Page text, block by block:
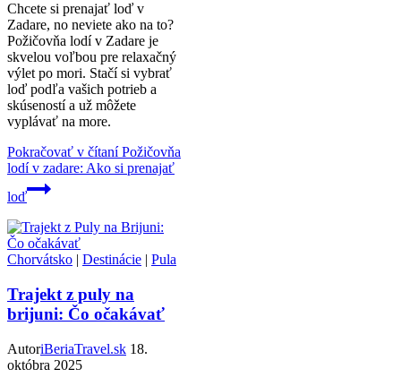
Chcete si prenajať loď v
Zadare, no neviete ako na to?
Požičovňa lodí v Zadare je
skvelou voľbou pre relaxačný
výlet po mori. Stačí si vybrať
loď podľa vašich potrieb a
skúseností a už môžete
vyplávať na more.
Pokračovať v čítaníPožičovňa
lodí v zadare: Ako si prenajať
loď
Chorvátsko | Destinácie | Pula
Trajekt z puly na
brijuni: Čo očakávať
AutoriBeriaTravel.sk 18.
októbra 2025